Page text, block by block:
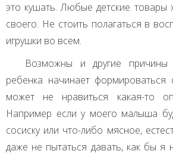
это кушать. Любые детские
своего. Не стоить полагаться в
игрушки во всем.
Возможны и другие
ребенка начинает формироваться
может не нравиться какая-то
Например если у моего малыша
сосиску или что-либо мясное,
даже не пытаться давать, как бы я